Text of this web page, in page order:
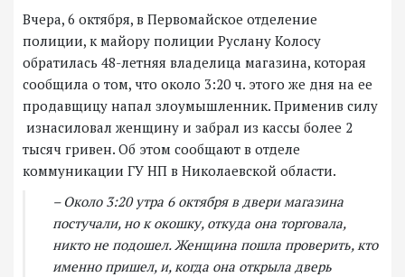
Вчера, 6 октября, в Первомайское отделение
полиции, к майору полиции Руслану Колосу
обратилась 48-летняя владелица магазина, которая
сообщила о том, что около 3:20 ч. этого же дня на ее
продавщицу напал злоумышленник. Применив силу
изнасиловал женщину и забрал из кассы более 2
тысяч гривен. Об этом сообщают в отделе
коммуникации ГУ НП в Николаевской области.
– Около 3:20 утра 6 октября в двери магазина
постучали, но к окошку, откуда она торговала,
никто не подошел. Женщина пошла проверить, кто
именно пришел, и, когда она открыла дверь